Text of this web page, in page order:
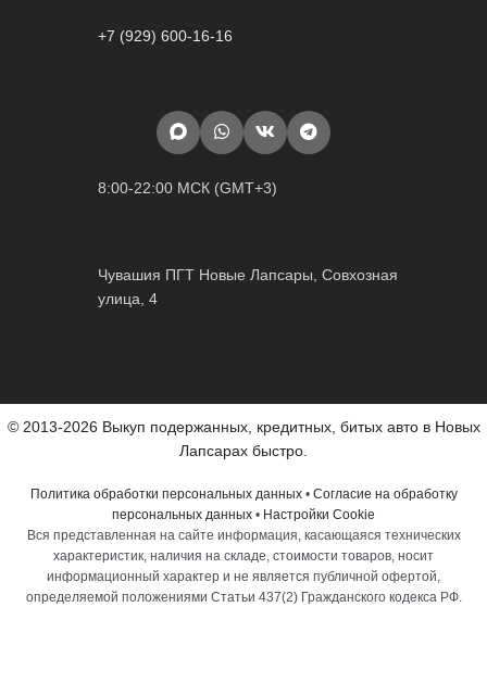
+7 (929) 600-16-16
8:00-22:00 МСК (GMT+3)
Чувашия ПГТ Новые Лапсары, Совхозная
улица, 4
© 2013-2026 Выкуп подержанных, кредитных, битых авто в Новых
Лапсарах быстро.
Политика обработки персональных данных• Согласие на обработку
персональных данных • Настройки Cookie
Вся представленная на сайте информация, касающаяся технических
характеристик, наличия на складе, стоимости товаров, носит
информационный характер и не является публичной офертой,
определяемой положениями Статьи 437(2) Гражданского кодекса РФ.